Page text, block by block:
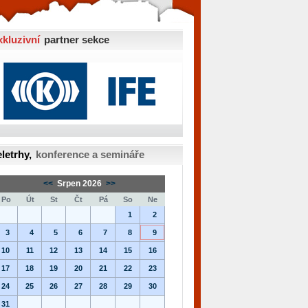
partner sekce
konference a semináře
<< Srpen 2026 >>
Út St Čt Pá So
Ne
1
2
3 4 5 6 7 8 9
10 11 12 13 14 15 16
17 18 19 20 21 22 23
24 25 26 27 28 29 30
31